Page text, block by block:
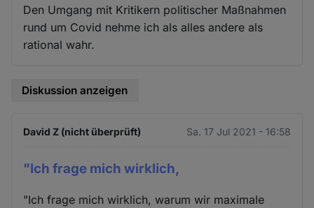
Den Umgang mit Kritikern politischer Maßnahmen
rund um Covid nehme ich als alles andere als
rational wahr.
Diskussion anzeigen
David Z (nicht überprüft) Sa. 17 Jul 2021 - 16:58
"Ich frage mich wirklich,
"Ich frage mich wirklich, warum wir maximale